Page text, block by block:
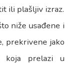
ili plašljiv izraz.
niže usađene i
prekrivene jako
koja prelazi u